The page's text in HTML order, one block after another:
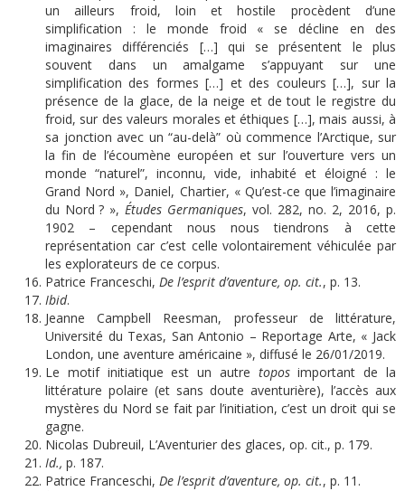
un ailleurs froid, loin et hostile procèdent d’une
simplification : le monde froid « se décline en des
imaginaires différenciés […] qui se présentent le plus
souvent dans un amalgame s’appuyant sur une
simplification des formes […] et des couleurs […], sur la
présence de la glace, de la neige et de tout le registre du
froid, sur des valeurs morales et éthiques […], mais aussi, à
sa jonction avec un “au-delà” où commence l’Arctique, sur
la fin de l’écoumène européen et sur l’ouverture vers un
monde “naturel”, inconnu, vide, inhabité et éloigné : le
Grand Nord », Daniel, Chartier, « Qu’est-ce que l’imaginaire
du Nord ? », Études Germaniques, vol. 282, no. 2, 2016, p.
1902 – cependant nous nous tiendrons à cette
représentation car c’est celle volontairement véhiculée par
les explorateurs de ce corpus.
Patrice Franceschi, De l’esprit d’aventure, op. cit., p. 13.
Ibid.
Jeanne Campbell Reesman, professeur de littérature,
Université du Texas, San Antonio – Reportage Arte, « Jack
London, une aventure américaine », diffusé le 26/01/2019.
Le motif initiatique est un autre toposimportant de la
littérature polaire (et sans doute aventurière), l’accès aux
mystères du Nord se fait par l’initiation, c’est un droit qui se
gagne.
Nicolas Dubreuil, L’Aventurier des glaces, op. cit., p. 179.
Id., p. 187.
Patrice Franceschi, De l’esprit d’aventure, op. cit., p. 11.